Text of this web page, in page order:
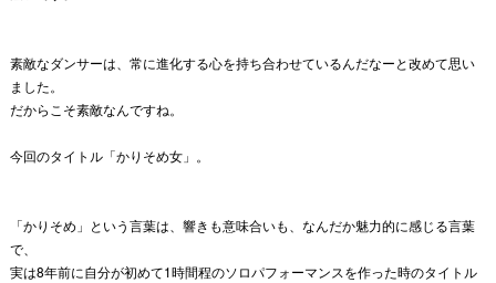
素敵なダンサーは、 常に進化する心を持ち合わせているんだなーと改めて思い
ました。
だからこそ素敵なんですね。
今回のタイトル「かりそめ女」。
「かりそめ」という言葉は、響きも意味合いも、 なんだか魅力的に感じる言葉
で、
実は8年前に自分が初めて1時間程のソロパフォーマンスを作った時のタイトル